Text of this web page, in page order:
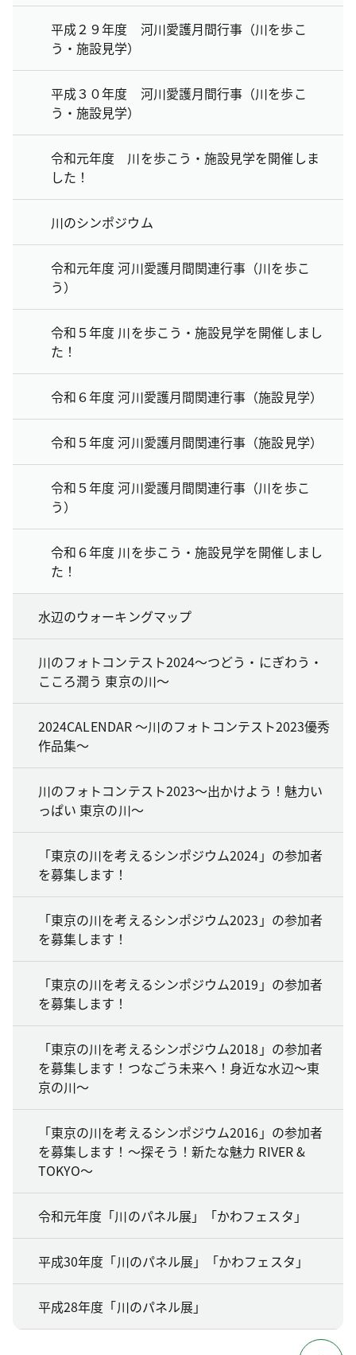
平成２９年度 河川愛護月間行事（川を歩こ
う・施設見学）
平成３０年度 河川愛護月間行事（川を歩こ
う・施設見学）
令和元年度 川を歩こう・施設見学を開催しま
した！
川のシンポジウム
令和元年度 河川愛護月間関連行事（川を歩こ
う）
令和５年度 川を歩こう・施設見学を開催しまし
た！
令和６年度 河川愛護月間関連行事（施設見学）
令和５年度 河川愛護月間関連行事（施設見学）
令和５年度 河川愛護月間関連行事（川を歩こ
う）
令和６年度 川を歩こう・施設見学を開催しまし
た！
水辺のウォーキングマップ
川のフォトコンテスト2024～つどう・にぎわう・
こころ潤う 東京の川～
2024CALENDAR ～川のフォトコンテスト2023優秀
作品集～
川のフォトコンテスト2023～出かけよう！魅力い
っぱい 東京の川～
「東京の川を考えるシンポジウム2024」の参加者
を募集します！
「東京の川を考えるシンポジウム2023」の参加者
を募集します！
「東京の川を考えるシンポジウム2019」の参加者
を募集します！
「東京の川を考えるシンポジウム2018」の参加者
を募集します！つなごう未来へ！身近な水辺～東
京の川～
「東京の川を考えるシンポジウム2016」の参加者
を募集します！～探そう！新たな魅力 RIVER &
TOKYO～
令和元年度「川のパネル展」「かわフェスタ」
平成30年度「川のパネル展」「かわフェスタ」
平成28年度「川のパネル展」